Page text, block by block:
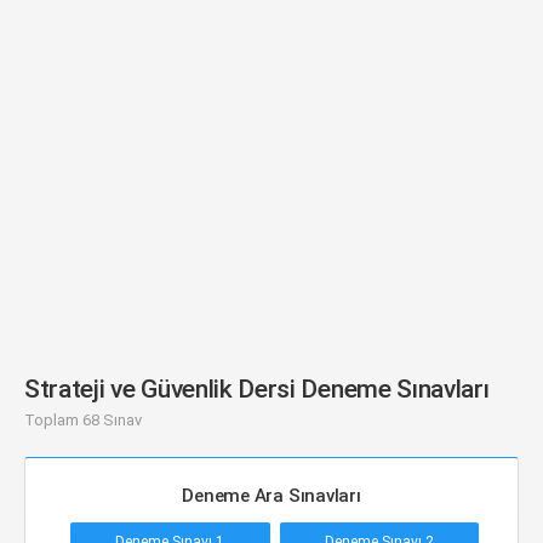
Strateji ve Güvenlik Dersi Deneme Sınavları
Toplam 68 Sınav
Deneme Ara Sınavları